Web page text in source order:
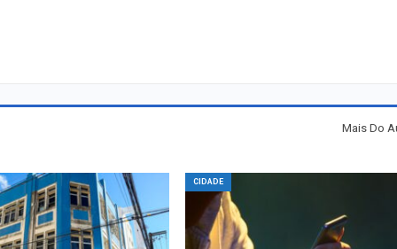
Mais Do
CIDADE